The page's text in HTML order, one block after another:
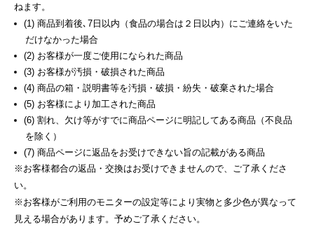
ねます。
(1) 商品到着後､7日以内（食品の場合は２日以内）にご連絡をいた
だけなかった場合
(2) お客様が一度ご使用になられた商品
(3) お客様が汚損・破損された商品
(4) 商品の箱・説明書等を汚損・破損・紛失・破棄された場合
(5) お客様により加工された商品
(6) 割れ、欠け等がすでに商品ページに明記してある商品（不良品
を除く）
(7) 商品ページに返品をお受けできない旨の記載がある商品
※お客様都合の返品・交換はお受けできませんので、ご了承くださ
い。
※お客様がご利用のモニターの設定等により実物と多少色が異なって
見える場合があります。予めご了承ください。